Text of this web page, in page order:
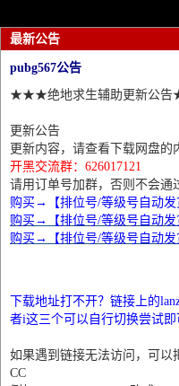
最新公告
pubg567公告
★★★绝地求生辅助更新公
更新公告
更新内容，请查看下载网盘的
开黑交流群：626017121
请用订单号加群，否则不会通
购买→【排位号/等级号自动发
购买→【排位号/等级号自动发
购买→【排位号/等级号自动发
下载地址打不开？链接上的
者i这三个可以自行切换尝试即
如果遇到链接无法访问，可以
CC